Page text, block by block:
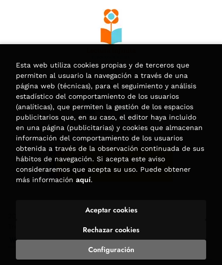
. Todos los Derechos Reservados |
Esta web utiliza cookies propias y de terceros que
permiten al usuario la navegación a través de una
página web (técnicas), para el seguimiento y análisis
estadístico del comportamiento de los usuarios
(analíticas), que permiten la gestión de los espacios
publicitarios que, en su caso, el editor haya incluido
en una página (publicitarias) y cookies que almacenan
información del comportamiento de los usuarios
obtenida a través de la observación continuada de sus
hábitos de navegación. Si acepta este aviso
consideraremos que acepta su uso. Puede obtener
más información aquí.
Configuración
Rechazar cookies
Aceptar cookies